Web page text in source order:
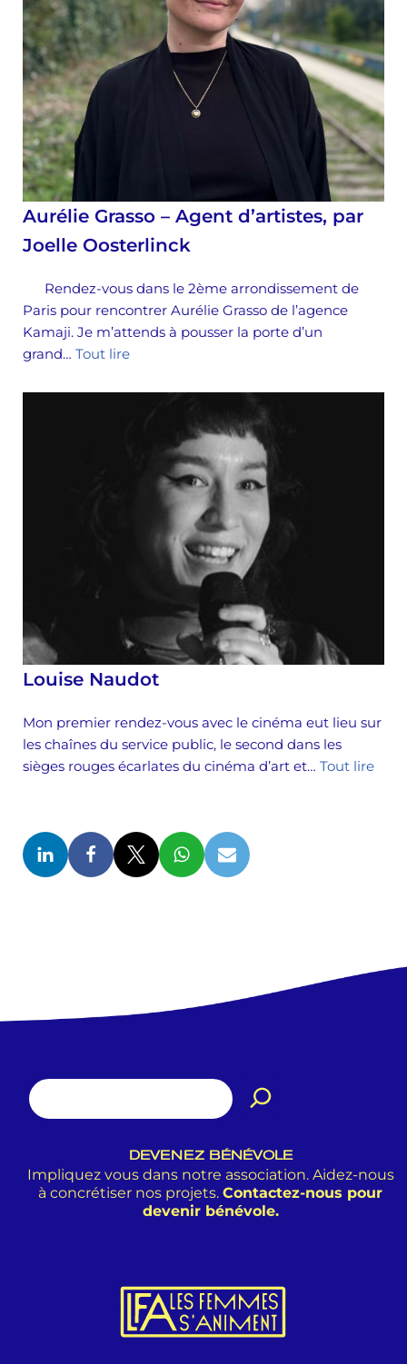
Aurélie Grasso – Agent d’artistes, par
Joelle Oosterlinck
Rendez-vous dans le 2ème arrondissement de
Paris pour rencontrer Aurélie Grasso de l’agence
Kamaji. Je m’attends à pousser la porte d’un
grand… Tout lire
Louise Naudot
Mon premier rendez-vous avec le cinéma eut lieu sur
les chaînes du service public, le second dans les
sièges rouges écarlates du cinéma d’art et… Tout lire
DEVENEZ BÉNÉVOLE
Impliquez vous dans notre association. Aidez-nous
à concrétiser nos projets. Contactez-nous pour
devenir bénévole.